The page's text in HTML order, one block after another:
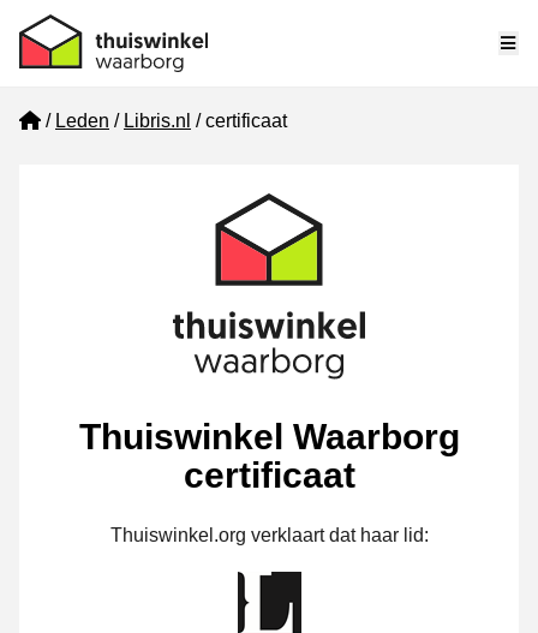
Home
Leden Libris.nl certificaat
Thuiswinkel Waarborg
certificaat
Thuiswinkel.org verklaart dat haar lid: